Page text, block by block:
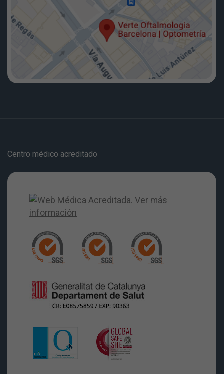
Centro médico acreditado